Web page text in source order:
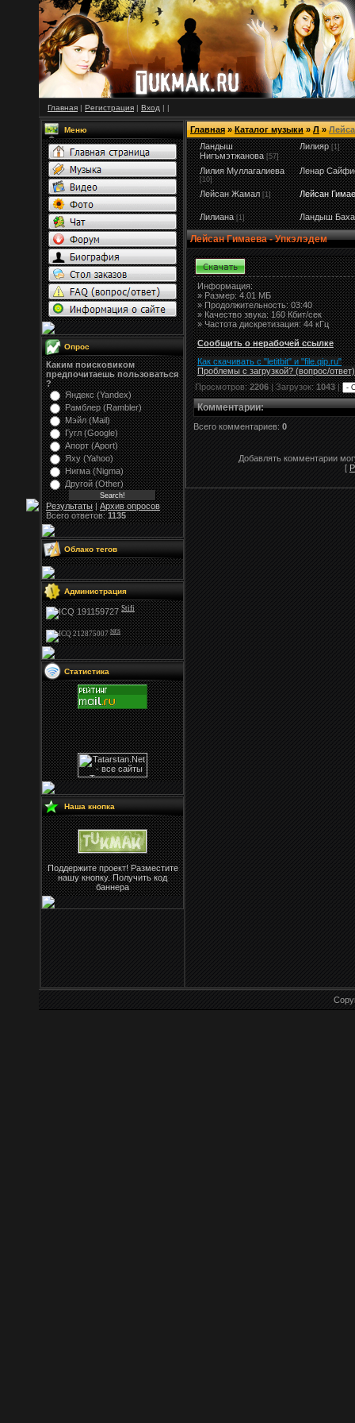
Главная | Регистрация | Вход | |
Меню
Опрос
Каким поисковиком
предпочитаешь пользоваться
?
Яндекс (Yandex)
Рамблер (Rambler)
Мэйл (Mail)
Гугл (Google)
Апорт (Aport)
Яху (Yahoo)
Нигма (Nigma)
Другой (Other)
Результаты|Архив опросов
Всего ответов:1135
Облако тегов
Администрация
Stifi
NFS
Статистика
Наша кнопка
Поддержите проект! Разместите
нашу кнопку. Получить код
баннера
Главная»Каталог музыки»Л»
Ландыш
Нигъмэтжанова [57]
Лилияр [1]
Лилия Муллагалиева
[10]
Ленар
Лейсан Жамал [1] Лейсан
Лилиана [1] Ландыш
Лейсан Гимаева - Упкэлэдем
Информация:
»Размер:4.01 МБ
» Продолжительность: 03:40
» Качество звука: 160 Кбит/сек
» Частота дискретизация: 44 кГц
Сообщить о нерабочей ссылке
Как скачивать с "letitbit" и "file.qip.ru"
Проблемы с загрузкой? (вопрос/ответ)
Просмотров:2206| Загрузок:1043|
Комментарии:
Всего комментариев: 0
Добавлять комментарии
[